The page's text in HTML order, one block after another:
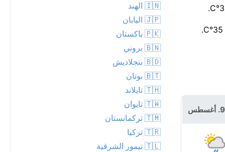
🇮🇳 الهند
🇯🇵 اليابان
🇵🇰 باكستان
🇧🇳 بروني
🇧🇩 بنجلاديش
🇧🇹 بوتان
🇹🇭 تايلاند
🇹🇼 تايوان
🇹🇲 تركمانستان
🇹🇷 تركيا
🇹🇱 تيمور الشرقية